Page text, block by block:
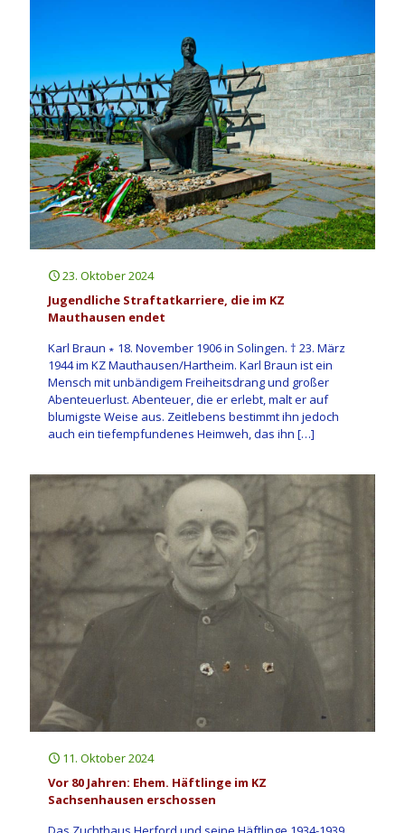
23. Oktober 2024
Jugendliche Straftatkarriere, die im KZ
Mauthausen endet
Karl Braun ∗ 18. November 1906 in Solingen. † 23. März
1944 im KZ Mauthausen/Hartheim. Karl Braun ist ein
Mensch mit unbändigem Freiheitsdrang und großer
Abenteuerlust. Abenteuer, die er erlebt, malt er auf
blumigste Weise aus. Zeitlebens bestimmt ihn jedoch
auch ein tiefempfundenes Heimweh, das ihn […]
11. Oktober 2024
Vor 80 Jahren: Ehem. Häftlinge im KZ
Sachsenhausen erschossen